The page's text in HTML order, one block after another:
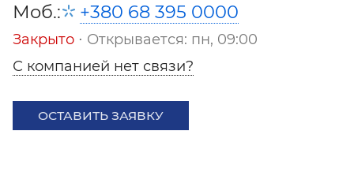
Моб.:
+380 68 395 0000
Закрыто ⋅ Открывается: пн, 09:00
С компанией нет связи?
ОСТАВИТЬ ЗАЯВКУ